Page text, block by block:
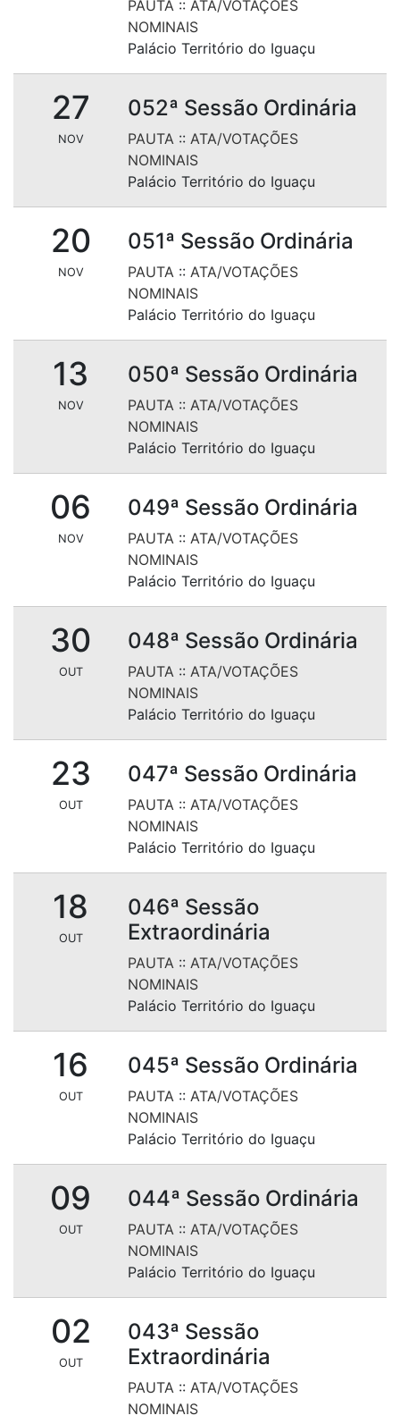
PAUTA :: ATA/VOTAÇÕES
NOMINAIS
Palácio Território do Iguaçu
27
NOV
052ª Sessão Ordinária
PAUTA :: ATA/VOTAÇÕES
NOMINAIS
Palácio Território do Iguaçu
20
NOV
051ª Sessão Ordinária
PAUTA :: ATA/VOTAÇÕES
NOMINAIS
Palácio Território do Iguaçu
13
NOV
050ª Sessão Ordinária
PAUTA :: ATA/VOTAÇÕES
NOMINAIS
Palácio Território do Iguaçu
06
NOV
049ª Sessão Ordinária
PAUTA :: ATA/VOTAÇÕES
NOMINAIS
Palácio Território do Iguaçu
30
OUT
048ª Sessão Ordinária
PAUTA :: ATA/VOTAÇÕES
NOMINAIS
Palácio Território do Iguaçu
23
OUT
047ª Sessão Ordinária
PAUTA :: ATA/VOTAÇÕES
NOMINAIS
Palácio Território do Iguaçu
18
OUT
046ª Sessão
Extraordinária
PAUTA :: ATA/VOTAÇÕES
NOMINAIS
Palácio Território do Iguaçu
16
OUT
045ª Sessão Ordinária
PAUTA :: ATA/VOTAÇÕES
NOMINAIS
Palácio Território do Iguaçu
09
OUT
044ª Sessão Ordinária
PAUTA :: ATA/VOTAÇÕES
NOMINAIS
Palácio Território do Iguaçu
02
OUT
043ª Sessão
Extraordinária
PAUTA :: ATA/VOTAÇÕES
NOMINAIS